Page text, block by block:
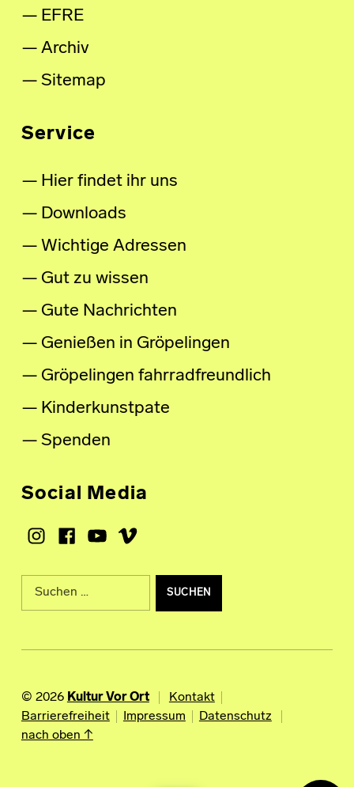
EFRE
Archiv
Sitemap
Service
Hier findet ihr uns
Downloads
Wichtige Adressen
Gut zu wissen
Gute Nachrichten
Genießen in Gröpelingen
Gröpelingen fahrradfreundlich
Kinderkunstpate
Spenden
Social Media
Instagram
Facebook
Youtube
Vimeo
Suche nach:
© 2026 Kultur Vor Ort
Kontakt
Barrierefreiheit
Impressum
Datenschutz
nach oben ↑